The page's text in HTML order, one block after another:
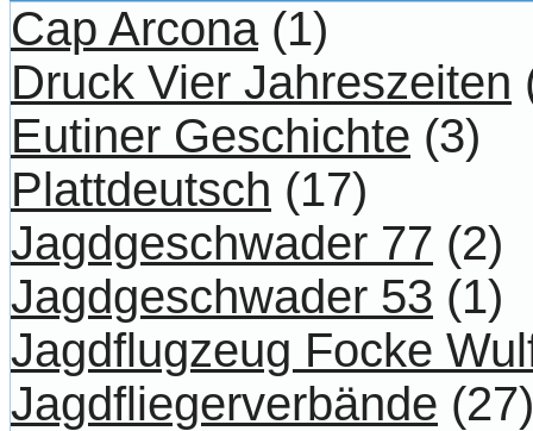
Cap Arcona(1)
Druck Vier Jahreszeiten
Eutiner Geschichte (3)
Plattdeutsch (17)
Jagdgeschwader 77 (2)
Jagdgeschwader 53 (1)
Jagdflugzeug Focke
Jagdfliegerverbände (27)